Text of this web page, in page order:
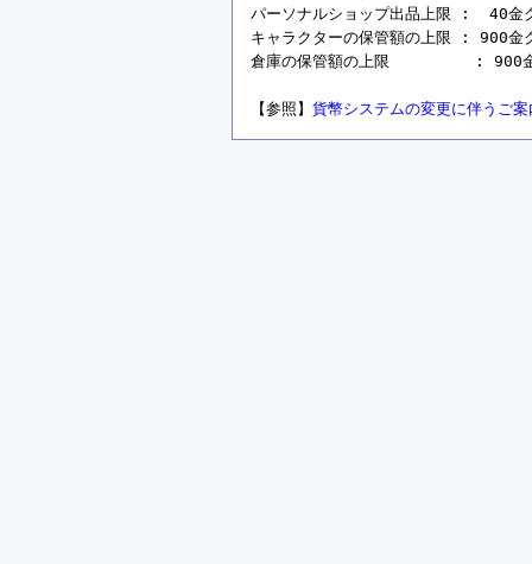
パーソナルショップ出品上限 :
キャラクターの保管額の上限 : 900
倉庫の保管額の上限         : 900
【参照】 貨幣システムの変更に伴うご案